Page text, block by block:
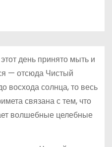
день принято мыть и
— отсюда Чистый
восхода солнца, то весь
связана с тем, что
волшебные целебные